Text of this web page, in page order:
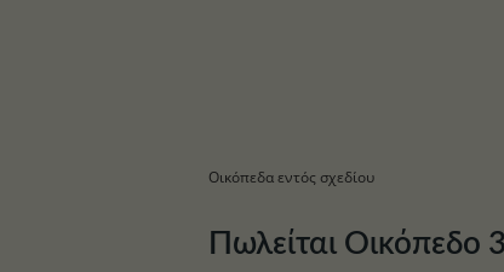
Οικόπεδα εντός σχεδίου
Πωλείται